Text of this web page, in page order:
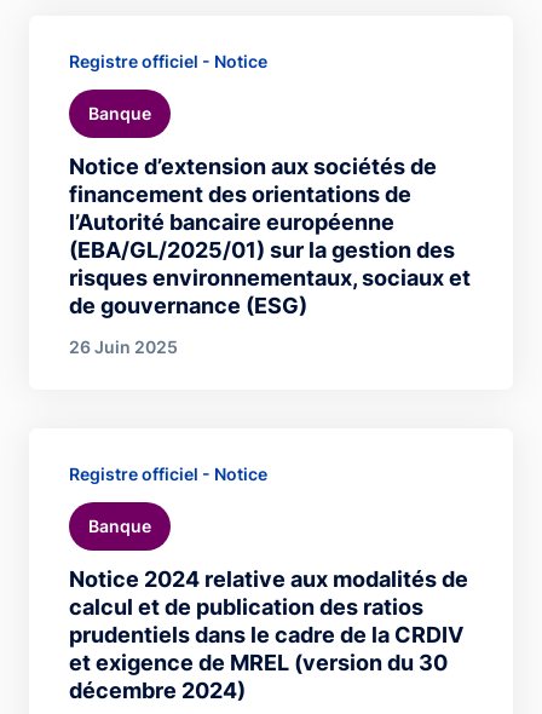
Notice d’extension aux sociétés de
financement des orientations de
l’Autorité bancaire européenne
(EBA/GL/2025/01) sur la gestion des
risques environnementaux, sociaux et
de gouvernance (ESG)
Registre officiel - Notice
Banque
26 Juin 2025
Notice 2024 relative aux modalités de
calcul et de publication des ratios
prudentiels dans le cadre de la CRDIV
et exigence de MREL (version du 30
décembre 2024)
Registre officiel - Notice
Banque